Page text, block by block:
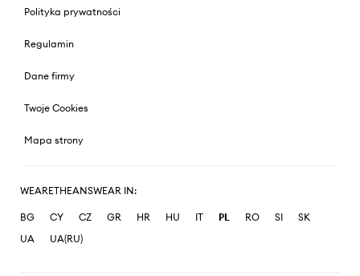
Polityka prywatności
Regulamin
Dane firmy
Twoje Cookies
Mapa strony
WEARETHEANSWEAR IN:
BG CY CZ GR HR HU IT PL RO SI
SK
UA
UA(RU)